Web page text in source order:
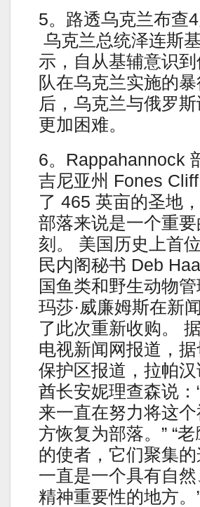
5。路透乌克兰布查
乌克兰总统泽连斯
示，自从基辅意识
队在乌克兰实施的
后，乌克兰与俄罗
更加困难。
6。Rappahannock
吉尼亚州 Fones
了 465 英亩的圣地
部落来说是一个重
刻。 美国历史上首
民内阁秘书 Deb
国鱼类和野生动物
玛莎·威廉姆斯在新
了此次重新收购。
电视新闻网报道，
保护区报道，拉帕
酋长安妮理查森说：
来一直在努力将这
方恢复为部落。” “
的使者，它们聚集
一直是一个具有自
精神重要性的地方。